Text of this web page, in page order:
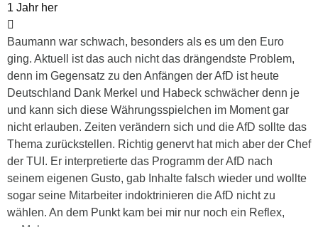
1 Jahr her
Baumann war schwach, besonders als es um den Euro
ging. Aktuell ist das auch nicht das drängendste Problem,
denn im Gegensatz zu den Anfängen der AfD ist heute
Deutschland Dank Merkel und Habeck schwächer denn je
und kann sich diese Währungsspielchen im Moment gar
nicht erlauben. Zeiten verändern sich und die AfD sollte das
Thema zurückstellen. Richtig genervt hat mich aber der Chef
der TUI. Er interpretierte das Programm der AfD nach
seinem eigenen Gusto, gab Inhalte falsch wieder und wollte
sogar seine Mitarbeiter indoktrinieren die AfD nicht zu
wählen. An dem Punkt kam bei mir nur noch ein Reflex,